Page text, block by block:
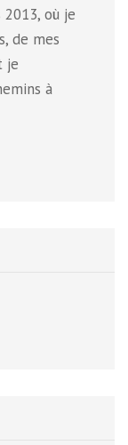
où je
de mes
je
à